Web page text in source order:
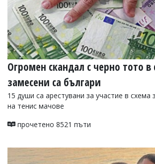
Огромен скандал с черно тото в
замесени са българи
15 души са арестувани за участие в схема
на тенис мачове
прочетено 8521 пъти